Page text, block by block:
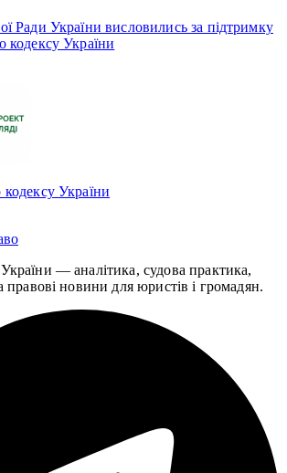
Ради України висловились за підтримку
кодексу України
України
— аналітика, судова практика,
правові новини для юристів і громадян.